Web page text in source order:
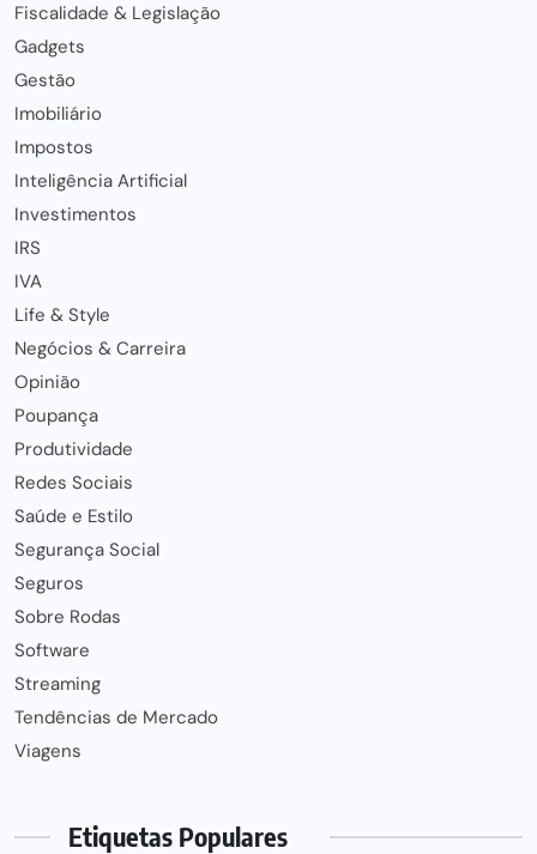
Fiscalidade & Legislação
Gadgets
Gestão
Imobiliário
Impostos
Inteligência Artificial
Investimentos
IRS
IVA
Life & Style
Negócios & Carreira
Opinião
Poupança
Produtividade
Redes Sociais
Saúde e Estilo
Segurança Social
Seguros
Sobre Rodas
Software
Streaming
Tendências de Mercado
Viagens
Etiquetas Populares